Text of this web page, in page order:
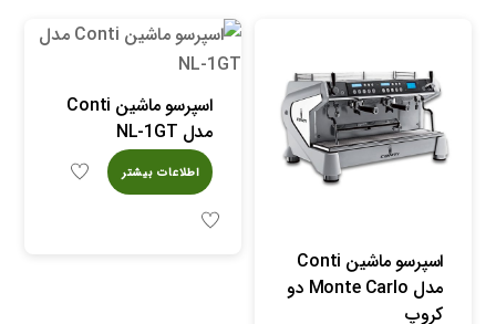
اسپرسو ماشین Conti
مدل Monte Carlo دو
کروپ
اسپرسو ماشین Conti
مدل NL-1GT
اطلاعات بیشتر